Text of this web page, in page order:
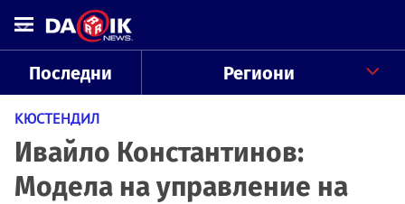
Последни Региони
КЮСТЕНДИЛ
Ивайло Константинов:
Модела на управление на